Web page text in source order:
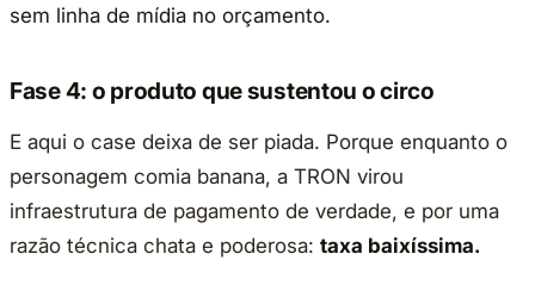
sem linha de mídia no orçamento.
Fase 4: o produto que sustentou o circo
E aqui o case deixa de ser piada. Porque enquanto o
personagem comia banana, a TRON virou
infraestrutura de pagamento de verdade, e por uma
razão técnica chata e poderosa: taxa baixíssima.